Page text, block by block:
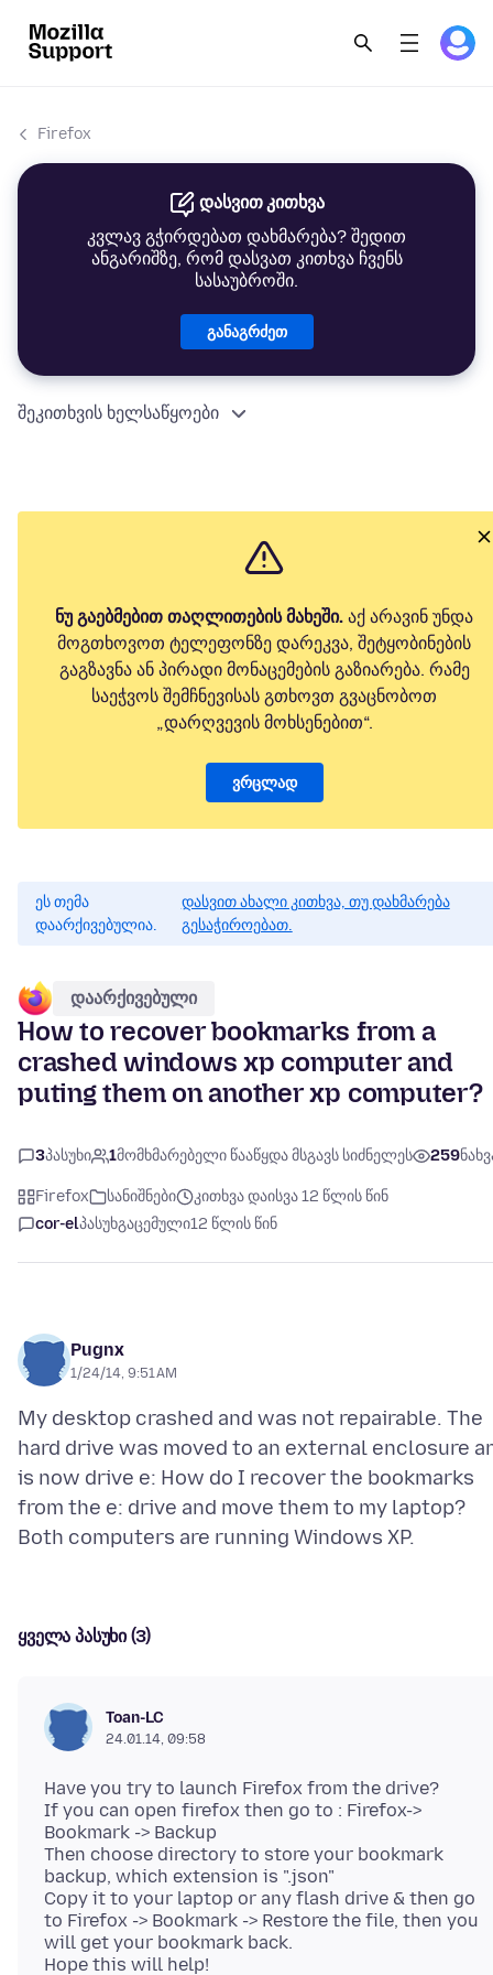
Firefox
დასვით კითხვა
კვლავ გჭირდებათ დახმარება? შედით
ანგარიშზე, რომ დასვათ კითხვა ჩვენს
სასაუბროში.
განაგრძეთ
შეკითხვის ხელსაწყოები
ნუ გაებმებით თაღლითების მახეში. აქ არავინ უნდა
მოგთხოვოთ ტელეფონზე დარეკვა, შეტყობინების
გაგზავნა ან პირადი მონაცემების გაზიარება. რამე
საეჭვოს შემჩნევისას გთხოვთ გვაცნობოთ
„დარღვევის მოხსენებით“.
ვრცლად
ეს თემა
დაარქივებულია.
დასვით ახალი კითხვა, თუ დახმარება
გესაჭიროებათ.
დაარქივებული
How to recover bookmarks from a
crashed windows xp computer and
puting them on another xp computer?
3პასუხი 1მომხმარებელი წააწყდა მსგავს სიძნელეს 259
Firefox სანიშნები
კითხვა დაისვა 12 წლის წინ
cor-elპასუხგაცემული12 წლის წინ
Pugnx
1/24/14, 9:51 AM
My desktop crashed and was not repairable. The
hard drive was moved to an external enclosure
is now drive e: How do I recover the bookmarks
from the e: drive and move them to my laptop?
ყველა პასუხი (3)
Toan-LC
24.01.14, 09:58
Have you try to launch Firefox from the drive?
If you can open firefox then go to : Firefox->
Bookmark -> Backup
Then choose directory to store your bookmark
backup, which extension is ".json"
Copy it to your laptop or any flash drive & then go
to Firefox -> Bookmark -> Restore the file, then you
will get your bookmark back.